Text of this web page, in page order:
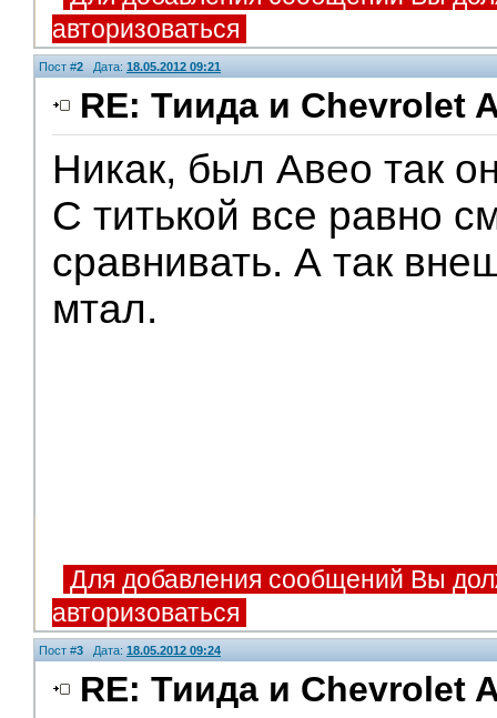
авторизоваться
Пост #2 Дата: 18.05.2012 09:21
RE: Тиида и Chevrolet
Никак, был Авео так
С титькой все равно
сравнивать. А так
мтал.
Для добавления сообщений Вы
авторизоваться
Пост #3 Дата: 18.05.2012 09:24
RE: Тиида и Chevrolet